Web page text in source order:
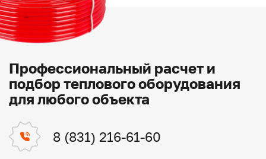
Профессиональный расчет и
подбор теплового оборудования
для любого объекта
8 (831) 216-61-60